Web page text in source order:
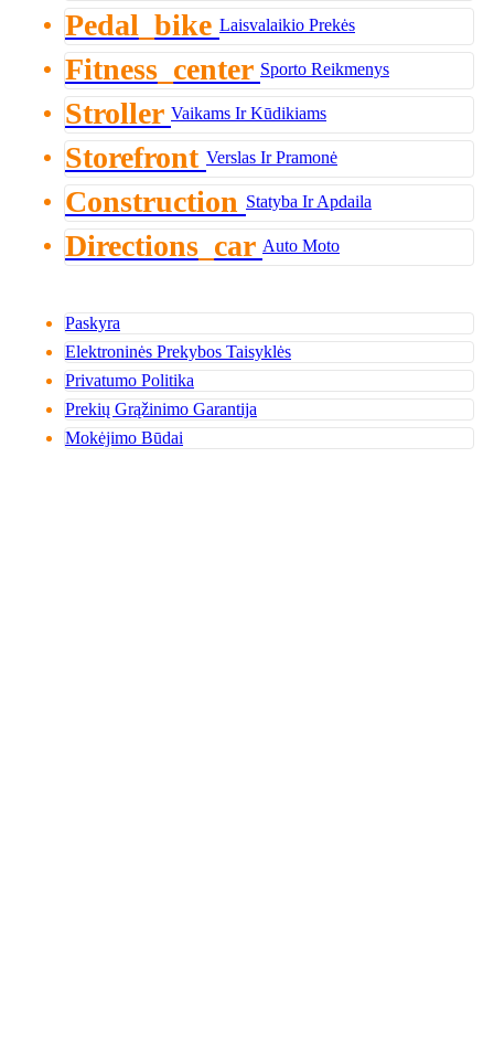
Pedal_bike Laisvalaikio Prekės
Fitness_center Sporto Reikmenys
Stroller Vaikams Ir Kūdikiams
Storefront Verslas Ir Pramonė
Construction Statyba Ir Apdaila
Directions_car Auto Moto
Paskyra
Elektroninės Prekybos Taisyklės
Privatumo Politika
Prekių Grąžinimo Garantija
Mokėjimo Būdai